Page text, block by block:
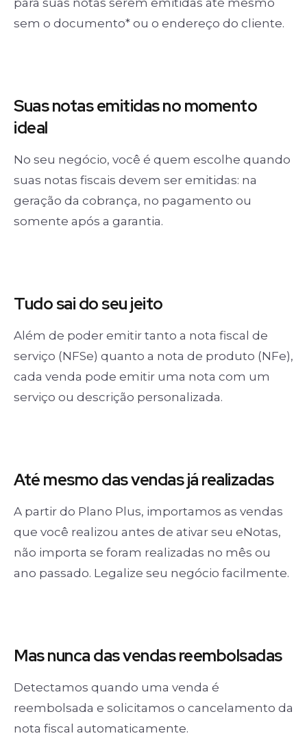
para suas notas serem emitidas até mesmo
sem o documento* ou o endereço do cliente.
Suas notasemitidas no momento
ideal
No seu negócio, você é quem escolhe quando
suas notas fiscais devem ser emitidas: na
geração da cobrança, no pagamento ou
somente após a garantia.
Tudo saido seu jeito
Além de poder emitir tanto a nota fiscal de
serviço (NFSe) quanto a nota de produto (NFe),
cada venda pode emitir uma nota com um
serviço ou descrição personalizada.
Até mesmo dasvendas já realizadas
A partir do Plano Plus, importamos as vendas
que você realizou antes de ativar seu eNotas,
não importa se foram realizadas no mês ou
ano passado. Legalize seu negócio facilmente.
Mas nuncadas vendasreembolsadas
Detectamos quando uma venda é
reembolsada e solicitamos o cancelamento da
nota fiscal automaticamente.